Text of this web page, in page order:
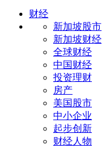
财经
新加坡股市
新加坡财经
全球财经
中国财经
投资理财
房产
美国股市
中小企业
起步创新
财经人物